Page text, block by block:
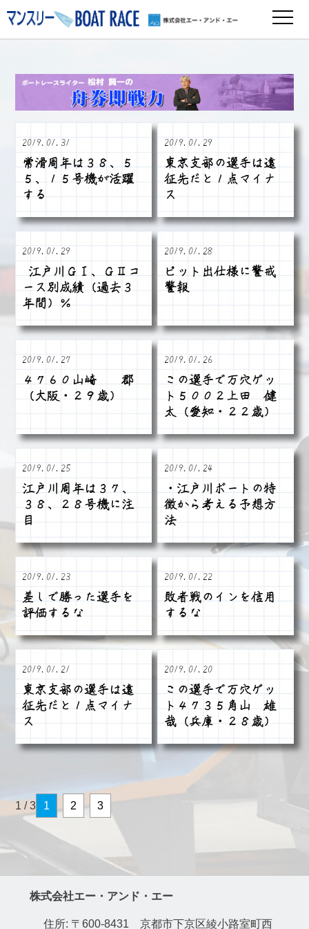
2019.01.31
常滑周年は３８、５
５、１５号機が活躍
する
2019.01.29
東京支部の選手は遠
征先だと１点マイナ
ス
2019.01.29
•江戸川ＧⅠ、ＧⅡコ
ース別成績（過去３
年間）％
2019.01.28
ピット出仕様に警戒
警報
2019.01.27
４７６０山崎 郡
（大阪・２９歳）
2019.01.26
この選手で万穴ゲッ
ト５００２上田 健
太（愛知・２２歳）
2019.01.25
江戸川周年は３７、
３８、２８号機に注
目
2019.01.24
・江戸川ボートの特
徴から考える予想方
法
2019.01.23
差しで勝った選手を
評価するな
2019.01.22
敗者戦のインを信用
するな
2019.01.21
東京支部の選手は遠
征先だと１点マイナ
ス
2019.01.20
この選手で万穴ゲッ
ト４７３５角山 雄
哉（兵庫・２８歳）
1 / 3 1 2 3
株式会社エー・アンド・エー
住所: 〒600-8431 京都市下京区綾小路室町西